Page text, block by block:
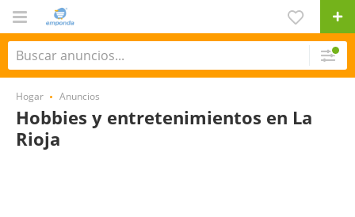
Hogar Anuncios
Hobbies y entretenimientos en La
Rioja